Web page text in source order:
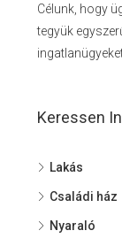
Célunk, hogy
tegyük
Keressen
Lakás
Családi ház
Nyaraló